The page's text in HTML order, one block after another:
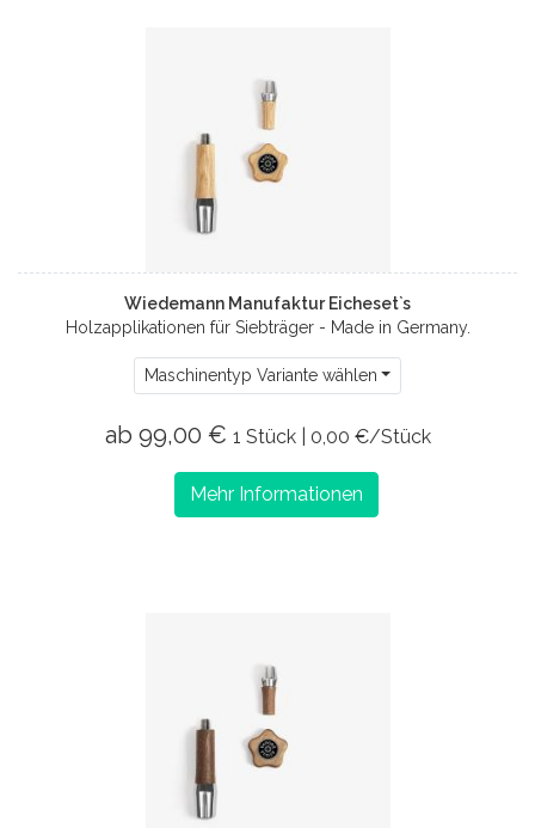
Wiedemann Manufaktur Eicheset`s
Holzapplikationen für Siebträger - Made in Germany.
Maschinentyp Variante wählen
ab 99,00 € 1 Stück | 0,00 €/Stück
Mehr Informationen